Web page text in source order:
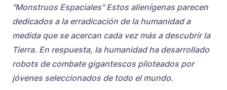
"Monstruos Espaciales" Estos alienígenas parecen
dedicados a la erradicación de la humanidad a
medida que se acercan cada vez más a descubrir la
Tierra. En respuesta, la humanidad ha desarrollado
robots de combate gigantescos piloteados por
jóvenes seleccionados de todo el mundo.